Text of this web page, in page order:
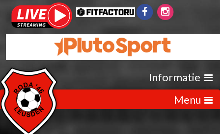
Informatie
Menu